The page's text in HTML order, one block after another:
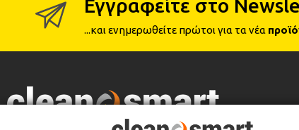
Εγγραφείτε στο
...και ενημερωθείτε πρώτοι για τα νέα